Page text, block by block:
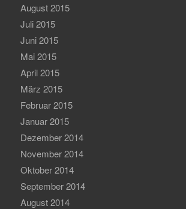
August 2015
Juli 2015
Juni 2015
Mai 2015
April 2015
März 2015
Februar 2015
Januar 2015
Dezember 2014
November 2014
Oktober 2014
September 2014
August 2014